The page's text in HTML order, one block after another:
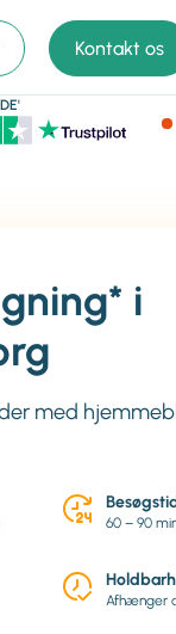
Kontakt os
i
med
60 – 90
Afhænger